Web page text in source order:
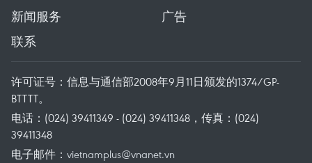
新闻服务
广告
联系
许可证号：信息与通信部2008年9月11日颁发的1374/GP-
BTTTT。
电话：(024) 39411349 - (024) 39411348，传真：(024)
39411348
电子邮件： vietnamplus@vnanet.vn